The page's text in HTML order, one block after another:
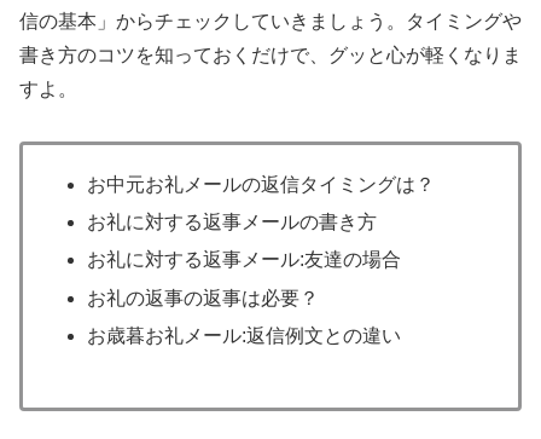
信の基本」からチェックしていきましょう。タイミングや
書き方のコツを知っておくだけで、グッと心が軽くなりま
すよ。
お中元お礼メールの返信タイミングは？
お礼に対する返事メールの書き方
お礼に対する返事メール:友達の場合
お礼の返事の返事は必要？
お歳暮お礼メール:返信例文との違い